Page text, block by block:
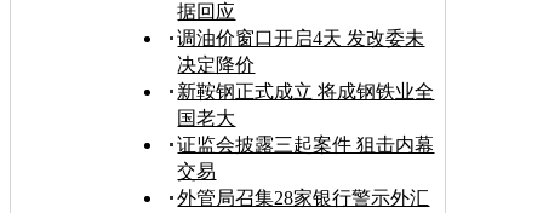
据回应
调油价窗口开启4天 发改委未
决定降价
新鞍钢正式成立 将成钢铁业全
国老大
证监会披露三起案件 狙击内幕
交易
外管局召集28家银行警示外汇